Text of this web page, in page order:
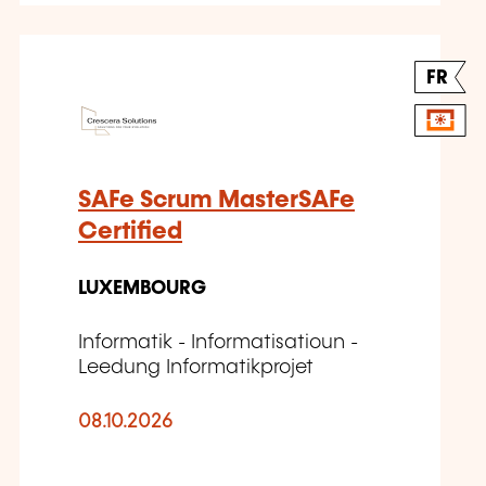
FR
SAFe Scrum MasterSAFe
Certified
LUXEMBOURG
Informatik - Informatisatioun -
Leedung Informatikprojet
08.10.2026